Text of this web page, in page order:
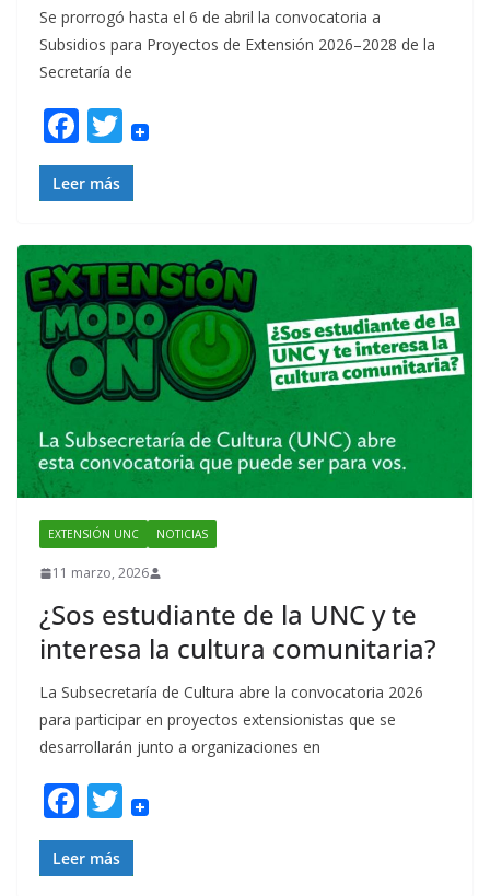
Se prorrogó hasta el 6 de abril la convocatoria a
Subsidios para Proyectos de Extensión 2026–2028 de la
Secretaría de
F
ac
e
o
o
k
T
w
itt
Leer más
EXTENSIÓN UNC NOTICIAS
11 marzo, 2026
¿Sos estudiante de la UNC y te
interesa la cultura comunitaria?
La Subsecretaría de Cultura abre la convocatoria 2026
para participar en proyectos extensionistas que se
desarrollarán junto a organizaciones en
F
ac
e
T
w
itt
Leer más